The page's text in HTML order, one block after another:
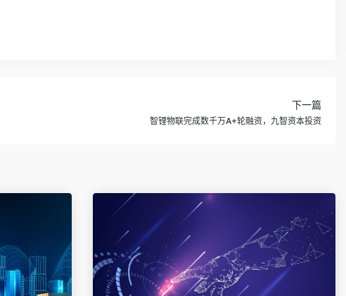
下一篇
智锂物联完成数千万A+轮融资，九智资本投资